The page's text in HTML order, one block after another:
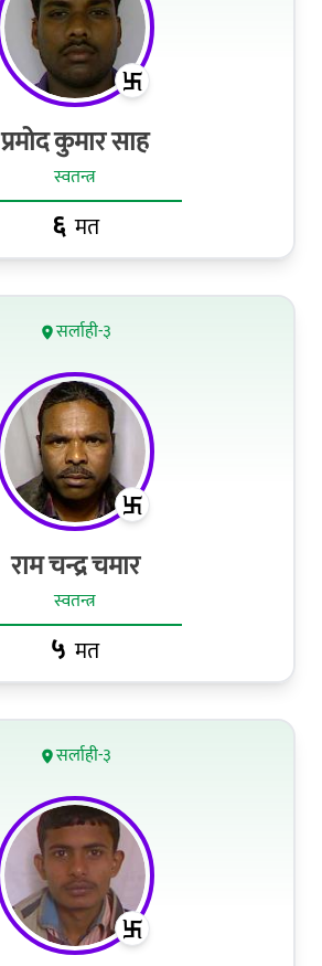
प्रमोद कुमार साह
स्वतन्त्र
६ मत
सर्लाही-३
राम चन्द्र चमार
स्वतन्त्र
५ मत
सर्लाही-३